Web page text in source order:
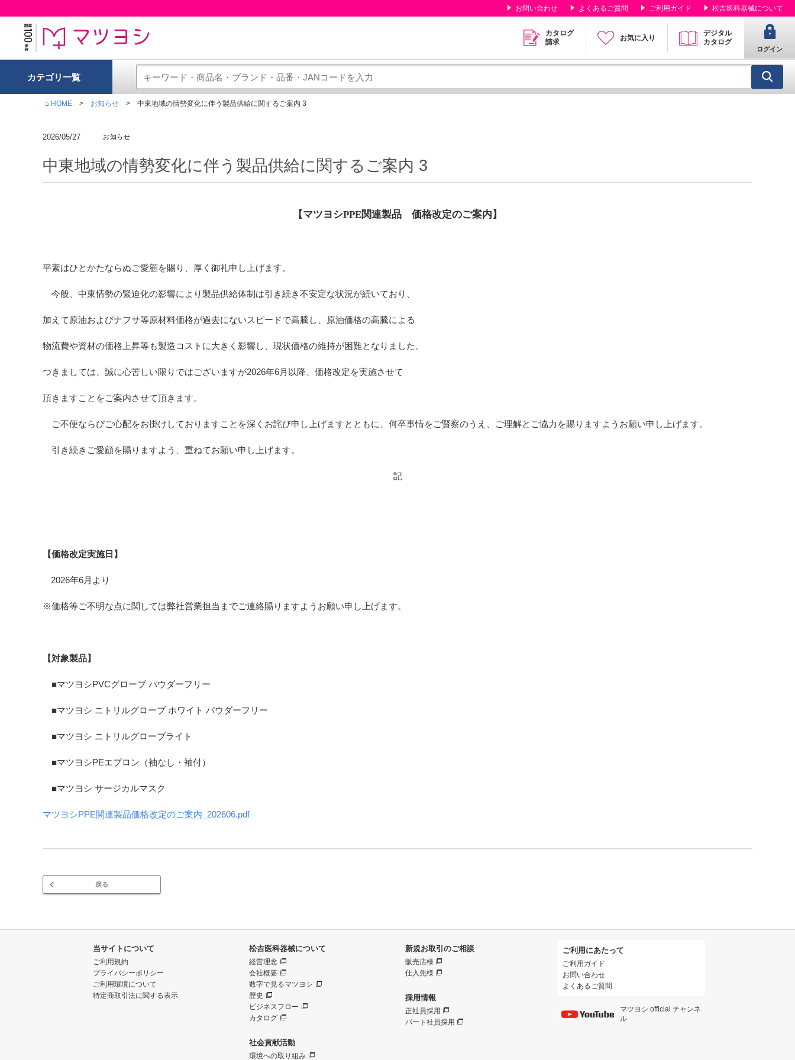
お問い合わせ よくあるご質問 ご利用ガイド 松吉医科器械について
カタログ
請求
お気に入り
デジタル
カタログ
ログイン
カテゴリ一覧
⌂ HOME お知らせ 中東地域の情勢変化に伴う製品供給に関するご案内 3
中東地域の情勢変化に伴う製品供給に関するご案内 3
2026/05/27 お知らせ
【マツヨシPPE関連製品 価格改定のご案内】
平素はひとかたならぬご愛顧を賜り、厚く御礼申し上げます。
今般、中東情勢の緊迫化の影響により製品供給体制は引き続き不安定な状況が続いており、
加えて原油およびナフサ等原材料価格が過去にないスピードで高騰し、原油価格の高騰による
物流費や資材の価格上昇等も製造コストに大きく影響し、現状価格の維持が困難となりました。
つきましては、誠に心苦しい限りではございますが2026年6月以降、価格改定を実施させて
頂きますことをご案内させて頂きます。
ご不便ならびご心配をお掛けしておりますことを深くお詫び申し上げますとともに、何卒事情をご賢察のうえ、ご理解とご協力を賜りますようお願い申し上げます。
引き続きご愛顧を賜りますよう、重ねてお願い申し上げます。
記
【価格改定実施日】
2026年6月より
※価格等ご不明な点に関しては弊社営業担当までご連絡賜りますようお願い申し上げます。
【対象製品】
■マツヨシPVCグローブ パウダーフリー
■マツヨシ ニトリルグローブ ホワイト パウダーフリー
■マツヨシ ニトリルグローブライト
■マツヨシPEエプロン（袖なし・袖付）
■マツヨシ サージカルマスク
マツヨシPPE関連製品価格改定のご案内_202606.pdf
戻る
当サイトについて
ご利用規約
プライバシーポリシー
ご利用環境について
特定商取引法に関する表示
松吉医科器械について
経営理念
会社概要
数字で見るマツヨシ
歴史
ビジネスフロー
カタログ
社会貢献活動
環境への取り組み
新規お取引のご相談
販売店様
仕入先様
採用情報
正社員採用
パート社員採用
ご利用にあたって
ご利用ガイド
お問い合わせ
よくあるご質問
マツヨシ official チャンネ
ル